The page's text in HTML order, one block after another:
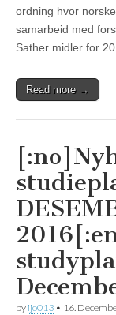
ordning hvor
samarbeid med
Sather midler for
Read more →
by ijo013 • 16.